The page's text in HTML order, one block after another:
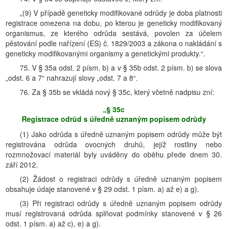
„(9) V případě geneticky modifikované odrůdy je doba platnosti
registrace omezena na dobu, po kterou je geneticky modifikovaný
organismus, ze kterého odrůda sestává, povolen za účelem
pěstování podle nařízení (ES) č. 1829/2003 a zákona o nakládání s
geneticky modifikovanými organismy a genetickými produkty.“.
75. V § 35a odst. 2 písm. b) a v § 35b odst. 2 písm. b) se slova
„odst. 6 a 7“ nahrazují slovy „odst. 7 a 8“.
76. Za § 35b se vkládá nový § 35c, který včetně nadpisu zní:
„§ 35c
Registrace odrůd s úředně uznaným popisem odrůdy
(1) Jako odrůda s úředně uznaným popisem odrůdy může být
registrována odrůda ovocných druhů, jejíž rostliny nebo
rozmnožovací materiál byly uváděny do oběhu přede dnem 30.
září 2012.
(2) Žádost o registraci odrůdy s úředně uznaným popisem
obsahuje údaje stanovené v § 29 odst. 1 písm. a) až e) a g).
(3) Při registraci odrůdy s úředně uznaným popisem odrůdy
musí registrovaná odrůda splňovat podmínky stanovené v § 26
odst. 1 písm. a) až c), e) a g).